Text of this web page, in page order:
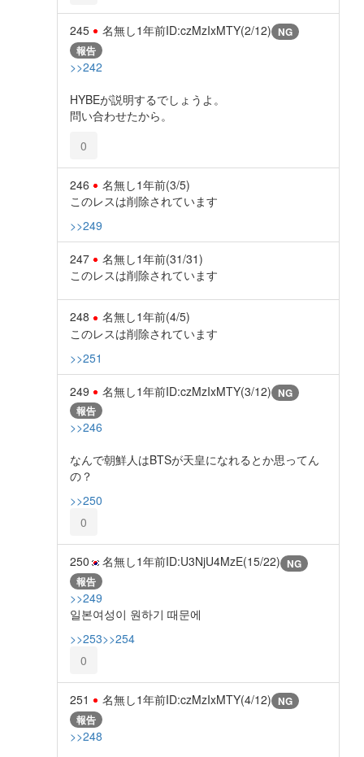
245 名無し1年前ID:czMzIxMTY(2/12) NG
報告
>>242
HYBEが説明するでしょうよ。
問い合わせたから。
0
246 名無し1年前(3/5)
このレスは削除されています
>>249
247 名無し1年前(31/31)
このレスは削除されています
248 名無し1年前(4/5)
このレスは削除されています
>>251
249 名無し1年前ID:czMzIxMTY(3/12) NG
報告
>>246
なんで朝鮮人はBTSが天皇になれるとか思ってん
の？
>>250
0
250 名無し1年前ID:U3NjU4MzE(15/22) NG
報告
>>249
일본여성이 원하기 때문에
>>253>>254
0
251 名無し1年前ID:czMzIxMTY(4/12) NG
報告
>>248